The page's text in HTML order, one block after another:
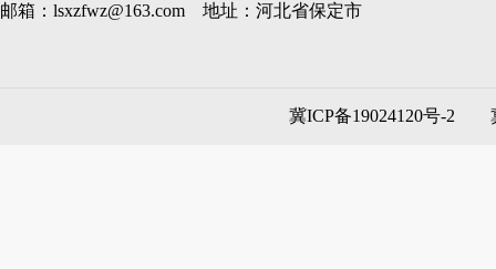
邮箱：lsxzfwz@163.com 地址：河北省保定市
冀ICP备19024120号-2